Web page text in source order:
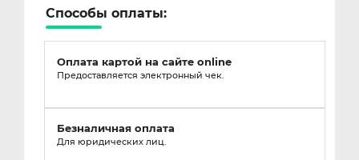
Способы оплаты:
Оплата картой на сайте online
Предоставляется электронный чек.
Безналичная оплата
Для юридических лиц.